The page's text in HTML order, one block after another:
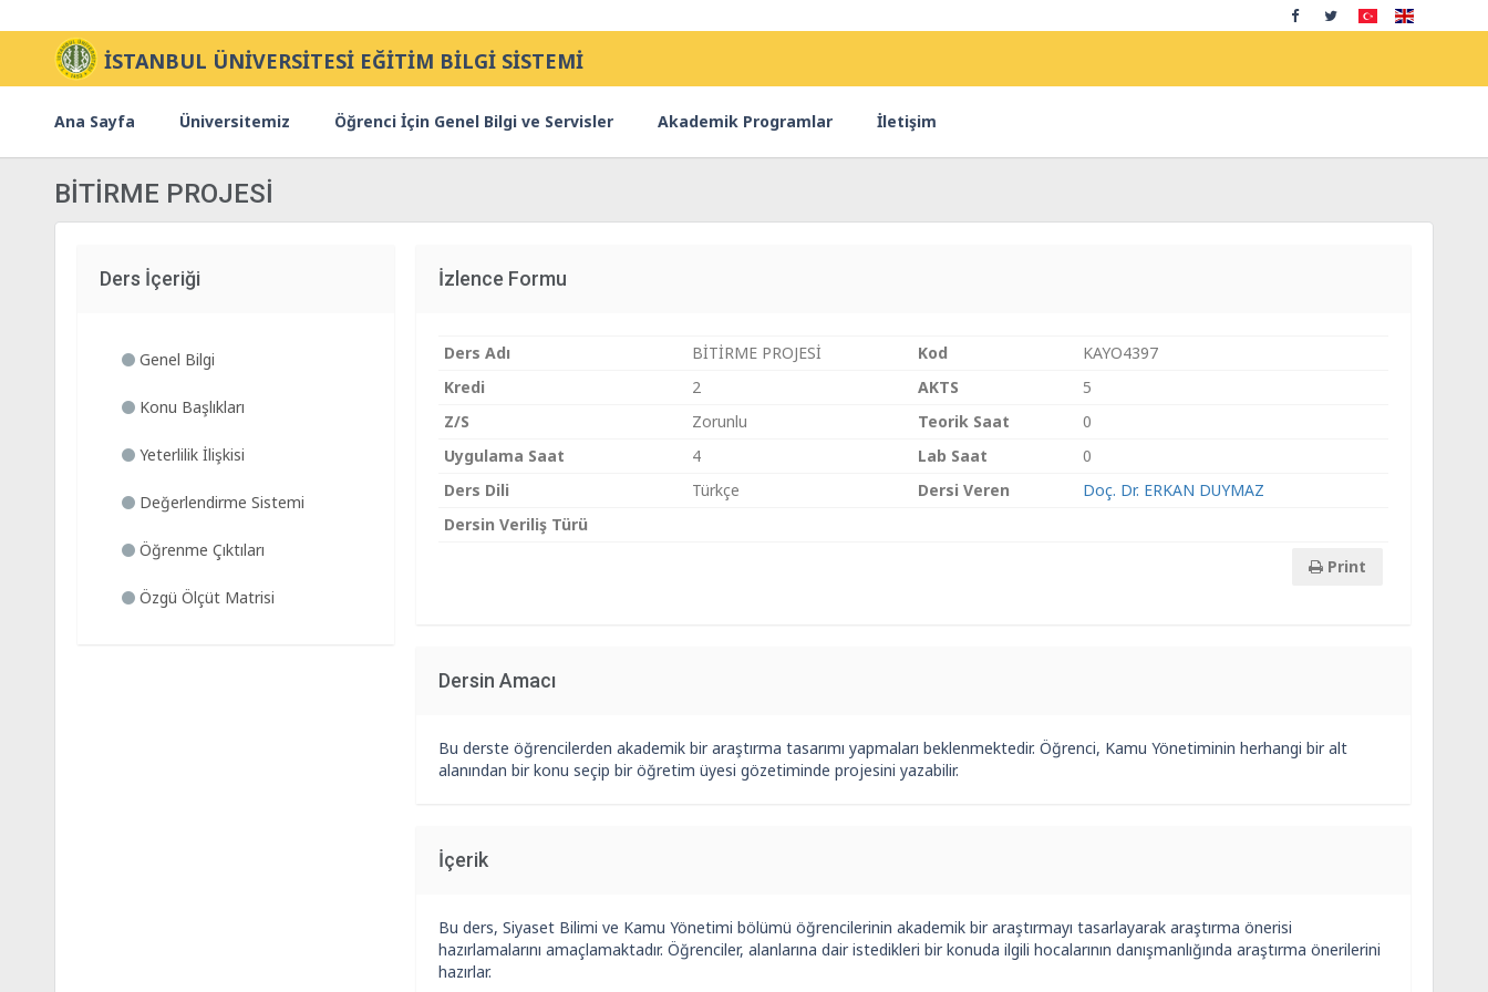
İSTANBUL ÜNİVERSİTESİ EĞİTİM BİLGİ SİSTEMİ
Ana Sayfa Üniversitemiz Öğrenci İçin Genel Bilgi ve Servisler Akademik Programlar İletişim
BİTİRME PROJESİ
Ders İçeriği
Genel Bilgi
Konu Başlıkları
Yeterlilik İlişkisi
Değerlendirme Sistemi
Öğrenme Çıktıları
Özgü Ölçüt Matrisi
İzlence Formu
Ders Adı BİTİRME PROJESİ Kod
KAYO4397
Kredi
2 AKTS
5
Z/S
Zorunlu Teorik Saat
0
Uygulama Saat
4 Lab Saat
0
Ders Dili
Türkçe Dersi Veren
Doç. Dr. ERKAN DUYMAZ
Dersin Veriliş Türü
Print
Dersin Amacı
Bu derste öğrencilerden akademik bir araştırma tasarımı yapmaları beklenmektedir. Öğrenci, Kamu Yönetiminin herhangi bir alt
alanından bir konu seçip bir öğretim üyesi gözetiminde projesini yazabilir.
İçerik
Bu ders, Siyaset Bilimi ve Kamu Yönetimi bölümü öğrencilerinin akademik bir araştırmayı tasarlayarak araştırma önerisi
hazırlamalarını amaçlamaktadır. Öğrenciler, alanlarına dair istedikleri bir konuda ilgili hocalarının danışmanlığında araştırma önerilerini
hazırlar.